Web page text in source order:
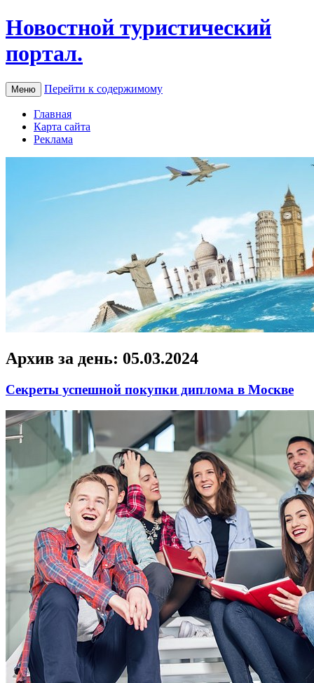
Новостной туристический
портал.
Меню Перейти к содержимому
Главная
Карта сайта
Реклама
Архив за день: 05.03.2024
Секреты успешной покупки диплома в Москве